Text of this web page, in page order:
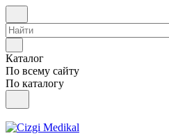
Каталог
По всему сайту
По каталогу